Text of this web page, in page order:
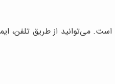
می‌توانید از طریق تلفن،